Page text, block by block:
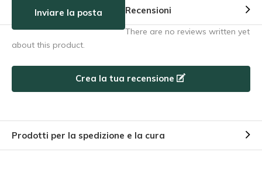
Inviare la posta Recensioni
There are no reviews written yet
about this product.
Crea la tua recensione
Prodotti per la spedizione e la cura